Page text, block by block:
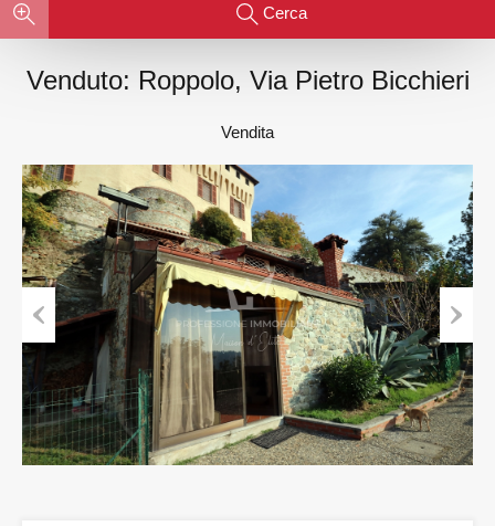
Cerca
Venduto: Roppolo, Via Pietro Bicchieri
Vendita
Previous Next